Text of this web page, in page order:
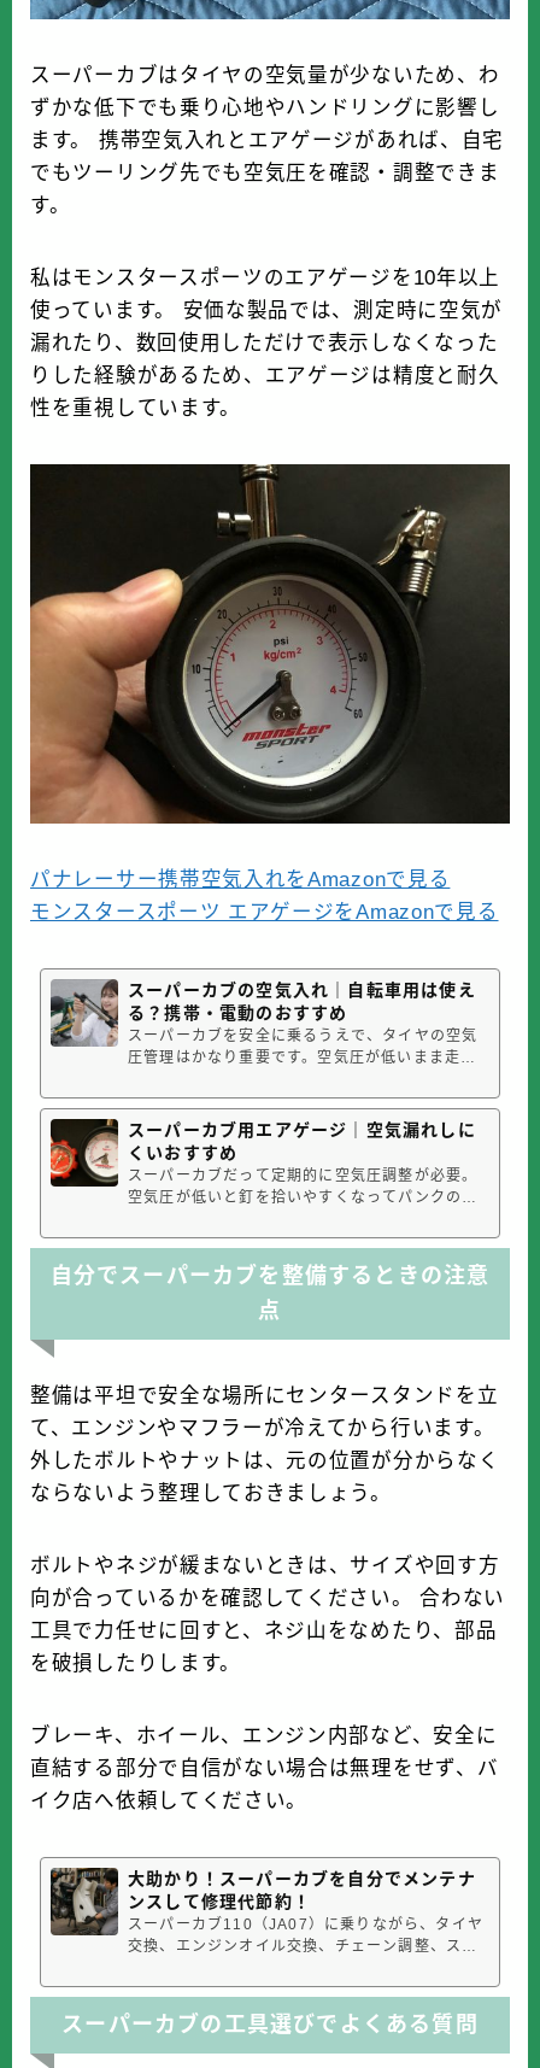
スーパーカブはタイヤの空気量が少ないため、わ
ずかな低下でも乗り心地やハンドリングに影響し
ます。 携帯空気入れとエアゲージがあれば、自宅
でもツーリング先でも空気圧を確認・調整できま
す。
私はモンスタースポーツのエアゲージを10年以上
使っています。 安価な製品では、測定時に空気が
漏れたり、数回使用しただけで表示しなくなった
りした経験があるため、エアゲージは精度と耐久
性を重視しています。
パナレーサー携帯空気入れをAmazonで見る
モンスタースポーツ エアゲージをAmazonで見る
スーパーカブの空気入れ｜自転車用は使え
る？携帯・電動のおすすめ
スーパーカブを安全に乗るうえで、タイヤの空気
圧管理はかなり重要です。空気圧が低いまま走る
偏摩耗にもつながります。ひどい場合はリム打ち
やタイヤの損傷につながるため、パンクのきっか
けにもなります。そこで用意しておきたいのが、
空気入れとエアゲージです。結論か...
スーパーカブ用エアゲージ｜空気漏れしに
くいおすすめ
スーパーカブだって定期的に空気圧調整が必要。
空気圧が低いと釘を拾いやすくなってパンクのリ
モンとモンスタースポーツのエアゲージを使い方
も含めてご紹介致します。スーパーカブにおすす
めのエアゲージSTRAIGHT（ストレート) エアー
ゲージ メッシュホースタイプエアゲー...
自分でスーパーカブを整備するときの注意
点
整備は平坦で安全な場所にセンタースタンドを立
て、エンジンやマフラーが冷えてから行います。
外したボルトやナットは、元の位置が分からなく
ならないよう整理しておきましょう。
ボルトやネジが緩まないときは、サイズや回す方
向が合っているかを確認してください。 合わない
工具で力任せに回すと、ネジ山をなめたり、部品
を破損したりします。
ブレーキ、ホイール、エンジン内部など、安全に
直結する部分で自信がない場合は無理をせず、バ
イク店へ依頼してください。
大助かり！スーパーカブを自分でメンテナ
ンスして修理代節約！
スーパーカブ110（JA07）に乗りながら、タイヤ
交換、エンジンオイル交換、チェーン調整、スプ
な整備を自分で行っています。結論から言うと、
スーパーカブは自分でメンテナンスできるように
なると、維持費を大きく節約できます。しかも、
節約できるだけでなく、バイクの異変...
スーパーカブの工具選びでよくある質問